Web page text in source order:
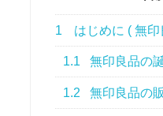
1 はじめに ( 無
1.1 無印良品の
1.2 無印良品の